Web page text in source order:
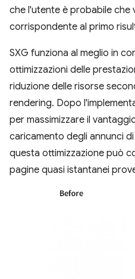
che l'utente è probabile che
corrispondente al primo
SXG funziona al meglio in
ottimizzazioni delle
riduzione delle risorse
rendering. Dopo
per massimizzare il
caricamento degli annunci
questa ottimizzazione può
pagine quasi istantanei